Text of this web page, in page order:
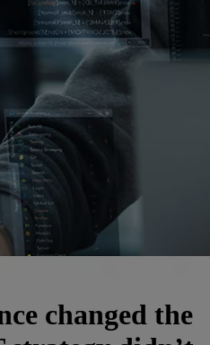
changed the